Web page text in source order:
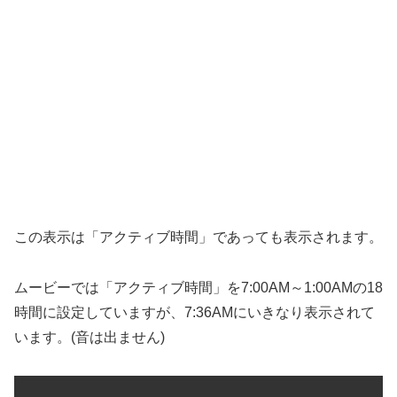
この表示は「アクティブ時間」であっても表示されます。
ムービーでは「アクティブ時間」を7:00AM～1:00AMの18
時間に設定していますが、7:36AMにいきなり表示されて
います。(音は出ません)